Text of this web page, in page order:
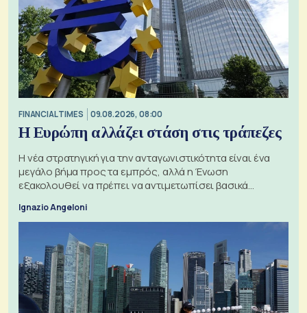
FINANCIAL TIMES 09.08.2026, 08:00
Η Ευρώπη αλλάζει στάση στις τράπεζες
Η νέα στρατηγική για την ανταγωνιστικότητα είναι ένα
μεγάλο βήμα προς τα εμπρός, αλλά η Ένωση
εξακολουθεί να πρέπει να αντιμετωπίσει βασικά
Ignazio Angeloni